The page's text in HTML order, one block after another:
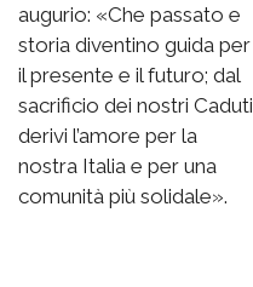
augurio: «Che passato e
storia diventino guida per
il presente e il futuro; dal
sacrificio dei nostri Caduti
derivi l’amore per la
nostra Italia e per una
comunità più solidale».